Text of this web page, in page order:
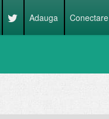
Adauga Conectare